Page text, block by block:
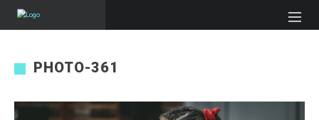
PHOTO-361